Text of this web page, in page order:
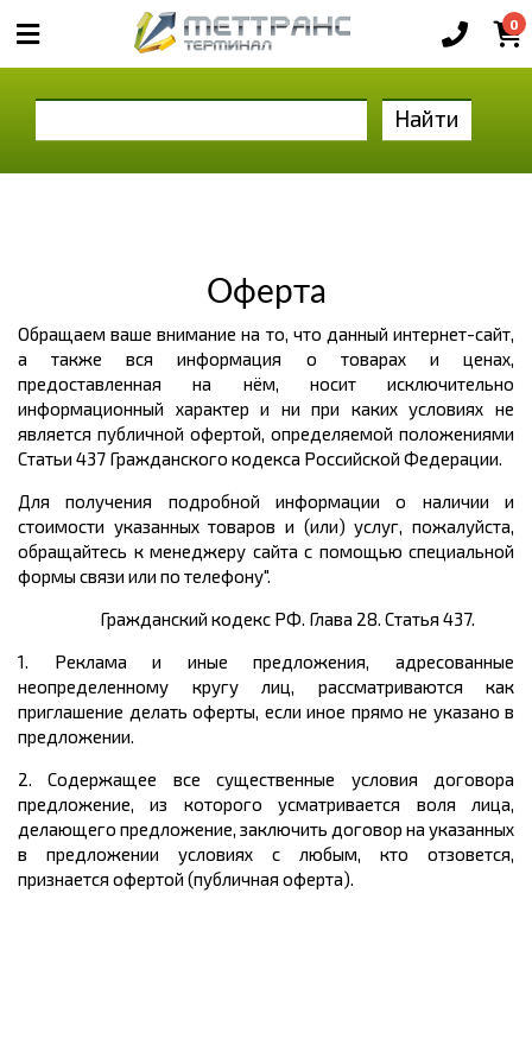
0
Найти
Оферта
Обращаем ваше внимание на то, что данный интернет-сайт,
а также вся информация о товарах и ценах,
предоставленная на нём, носит исключительно
информационный характер и ни при каких условиях не
является публичной офертой, определяемой положениями
Статьи 437 Гражданского кодекса Российской Федерации.
Для получения подробной информации о наличии и
стоимости указанных товаров и (или) услуг, пожалуйста,
обращайтесь к менеджеру сайта с помощью специальной
формы связи или по телефону".
Гражданский кодекс РФ. Глава 28. Статья 437.
1. Реклама и иные предложения, адресованные
неопределенному кругу лиц, рассматриваются как
приглашение делать оферты, если иное прямо не указано в
предложении.
2. Содержащее все существенные условия договора
предложение, из которого усматривается воля лица,
делающего предложение, заключить договор на указанных
в предложении условиях с любым, кто отзовется,
признается офертой (публичная оферта).